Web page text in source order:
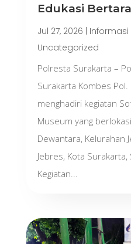
Edukasi
Jul 27, 2026 Informasi
Uncategorized
Polresta Surakarta –
Surakarta Kombes
menghadiri kegiatan
Museum yang
Dewantara, Kelurahan
Jebres, Kota
Kegiatan...